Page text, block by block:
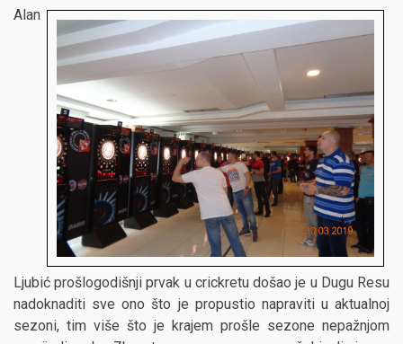
Alan
Ljubić prošlogodišnji prvak u crickretu došao je u Dugu Resu
nadoknaditi sve ono što je propustio napraviti u aktualnoj
sezoni, tim više što je krajem prošle sezone nepažnjom